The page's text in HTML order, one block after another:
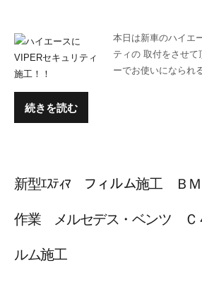
本日は新車のハイエ
ティの 取付をさせて
ーでお使いになられ
続きを読む
新型ｴｽﾃｨﾏ フィルム施工 ＢＭ
作業 メルセデス・ベンツ Ｃ
ルム施工